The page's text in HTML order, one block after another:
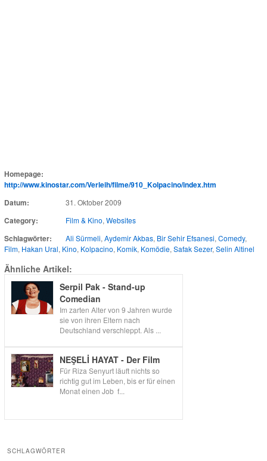
Homepage:
http://www.kinostar.com/Verleih/filme/910_Kolpacino/index.htm
Datum:
31. Oktober 2009
Category: Film & Kino, Websites
Schlagwörter: Ali Sürmeli, Aydemir Akbas, Bir Sehir Efsanesi, Comedy,
Film, Hakan Ural, Kino, Kolpacino, Komik, Komödie, Safak Sezer, Selin Altinel
Ähnliche Artikel:
Serpil Pak - Stand-up
Comedian
Im zarten Alter von 9 Jahren wurde
sie von ihren Eltern nach
Deutschland verschleppt. Als ...
NEŞELİ HAYAT - Der Film
Für Riza Senyurt läuft nichts so
richtig gut im Leben, bis er für einen
Monat einen Job f...
SCHLAGWÖRTER